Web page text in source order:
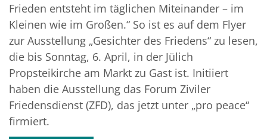
Frieden entsteht im täglichen Miteinander – im
Kleinen wie im Großen.“ So ist es auf dem Flyer
zur Ausstellung „Gesichter des Friedens“ zu lesen,
die bis Sonntag, 6. April, in der Jülich
Propsteikirche am Markt zu Gast ist. Initiiert
haben die Ausstellung das Forum Ziviler
Friedensdienst (ZFD), das jetzt unter „pro peace“
firmiert.